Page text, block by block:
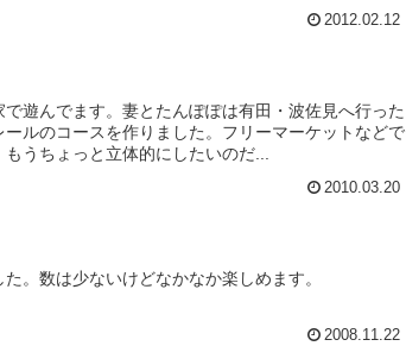
2012.02.12
遊んでます。妻とたんぽぽは有田・波佐見へ行った
ルのコースを作りました。フリーマーケットなどで
うちょっと立体的にしたいのだ...
2010.03.20
。数は少ないけどなかなか楽しめます。
2008.11.22